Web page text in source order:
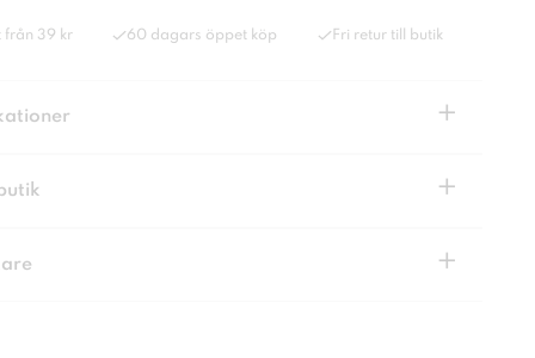
från 39 kr 60 dagars öppet köp Fri retur till butik
+
+
+